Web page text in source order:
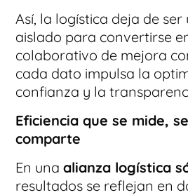
Así, la logística deja de ser
aislado para convertirse
colaborativo de mejora
cada dato impulsa la
confianza y la
Eficiencia que se mide,
comparte
En unaalianza logística
resultados se reflejan en